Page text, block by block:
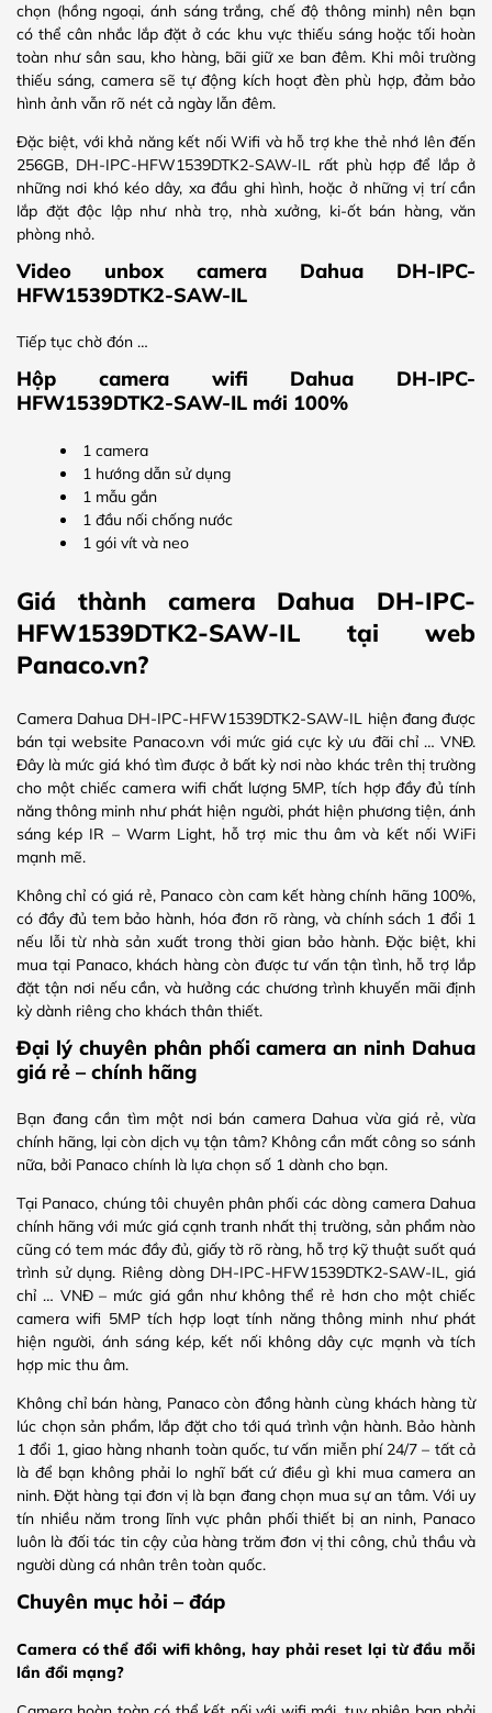
chọn (hồng ngoại, ánh sáng trắng, chế độ thông minh) nên bạn
có thể cân nhắc lắp đặt ở các khu vực thiếu sáng hoặc tối hoàn
toàn như sân sau, kho hàng, bãi giữ xe ban đêm. Khi môi trường
thiếu sáng, camera sẽ tự động kích hoạt đèn phù hợp, đảm bảo
hình ảnh vẫn rõ nét cả ngày lẫn đêm.
Đặc biệt, với khả năng kết nối Wifi và hỗ trợ khe thẻ nhớ lên đến
256GB, DH-IPC-HFW1539DTK2-SAW-IL rất phù hợp để lắp ở
những nơi khó kéo dây, xa đầu ghi hình, hoặc ở những vị trí cần
lắp đặt độc lập như nhà trọ, nhà xưởng, ki-ốt bán hàng, văn
phòng nhỏ.
Video unbox camera Dahua DH-IPC-
HFW1539DTK2-SAW-IL
Tiếp tục chờ đón …
Hộp camera wifi Dahua DH-IPC-
HFW1539DTK2-SAW-IL mới 100%
1 camera
1 hướng dẫn sử dụng
1 mẫu gắn
1 đầu nối chống nước
1 gói vít và neo
Giá thành camera Dahua DH-IPC-
HFW1539DTK2-SAW-IL tại web
Panaco.vn?
Camera Dahua DH-IPC-HFW1539DTK2-SAW-IL hiện đang được
bán tại website Panaco.vn với mức giá cực kỳ ưu đãi chỉ … VNĐ.
Đây là mức giá khó tìm được ở bất kỳ nơi nào khác trên thị trường
cho một chiếc camera wifi chất lượng 5MP, tích hợp đầy đủ tính
năng thông minh như phát hiện người, phát hiện phương tiện, ánh
sáng kép IR – Warm Light, hỗ trợ mic thu âm và kết nối WiFi
mạnh mẽ.
Không chỉ có giá rẻ, Panaco còn cam kết hàngchính hãng 100%,
có đầy đủ tem bảo hành, hóa đơn rõ ràng, và chính sách 1 đổi 1
nếu lỗi từ nhà sản xuất trong thời gian bảo hành. Đặc biệt, khi
mua tại Panaco, khách hàng còn được tư vấn tận tình, hỗ trợ lắp
đặt tận nơi nếu cần, và hưởng các chương trình khuyến mãi định
kỳ dành riêng cho khách thân thiết.
Đại lý chuyên phân phối camera an ninh Dahua
giá rẻ – chính hãng
Bạn đang cần tìm một nơi bán camera Dahua vừa giá rẻ, vừa
chính hãng, lại còn dịch vụ tận tâm? Không cần mất công so sánh
nữa, bởi Panaco chính là lựa chọn số 1 dành cho bạn.
Tại Panaco, chúng tôi chuyên phân phối các dòng camera Dahua
chính hãng với mức giá cạnh tranh nhất thị trường, sản phẩm nào
cũng có tem mác đầy đủ, giấy tờ rõ ràng, hỗ trợ kỹ thuật suốt quá
trình sử dụng. Riêng dòng DH-IPC-HFW1539DTK2-SAW-IL, giá
chỉ … VNĐ – mức giá gần như không thể rẻ hơn cho một chiếc
camera wifi 5MP tích hợp loạt tính năng thông minh như phát
hiện người, ánh sáng kép, kết nối không dây cực mạnh và tích
hợp mic thu âm.
Không chỉ bán hàng, Panaco còn đồng hành cùng khách hàng từ
lúc chọn sản phẩm, lắp đặt cho tới quá trình vận hành. Bảo hành
1 đổi 1, giao hàng nhanh toàn quốc, tư vấn miễn phí 24/7 – tất cả
là để bạn không phải lo nghĩ bất cứ điều gì khi mua camera an
ninh. Đặt hàng tại đơn vị là bạn đang chọn mua sự an tâm. Với uy
tín nhiều năm trong lĩnh vực phân phối thiết bị an ninh, Panaco
luôn là đối tác tin cậy của hàng trăm đơn vị thi công, chủ thầu và
người dùng cá nhân trên toàn quốc.
Chuyên mục hỏi – đáp
Camera có thể đổi wifi không, hay phải reset lại từ đầu mỗi
lần đổi mạng?